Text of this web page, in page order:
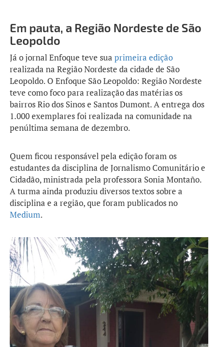
Em pauta, a Região Nordeste de São
Leopoldo
Já o jornal Enfoque teve sua primeira edição
realizada na Região Nordeste da cidade de São
Leopoldo. O Enfoque São Leopoldo: Região Nordeste
teve como foco para realização das matérias os
bairros Rio dos Sinos e Santos Dumont. A entrega dos
1.000 exemplares foi realizada na comunidade na
penúltima semana de dezembro.
Quem ficou responsável pela edição foram os
estudantes da disciplina de Jornalismo Comunitário e
Cidadão, ministrada pela professora Sonia Montaño.
A turma ainda produziu diversos textos sobre a
disciplina e a região, que foram publicados no
Medium.